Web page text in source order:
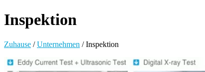
Inspektion
Zuhause /Unternehmen /Inspektion